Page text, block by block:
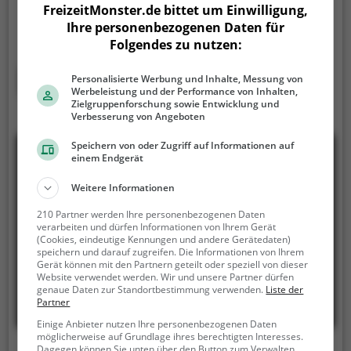
Breese. Ein Spaziergang oder eine Wanderung mit
den flauschigen Alpakas ist eine tolle Idee für einen
Kindergeburtstag oder einen Ausflug mit der
Familie. Die kuscheligen Tiere strahlen eine
unheimliche Ruhe aus und werden daher auch
häufig zu Therapiezwecken eingesetzt.
Mehr erfahren
FreizeitMonster.de bittet um Einwilligung,
Ihre personenbezogenen Daten für
Folgendes zu nutzen:
Personalisierte Werbung und Inhalte, Messung von
Werbeleistung und der Performance von Inhalten,
Zielgruppenforschung sowie Entwicklung und
Verbesserung von Angeboten
Speichern von oder Zugriff auf Informationen auf
einem Endgerät
Weitere Informationen
210 Partner werden Ihre personenbezogenen Daten
verarbeiten und dürfen Informationen von Ihrem Gerät
(Cookies, eindeutige Kennungen und andere Gerätedaten)
speichern und darauf zugreifen. Die Informationen von Ihrem
Gerät können mit den Partnern geteilt oder speziell von dieser
Website verwendet werden. Wir und unsere Partner dürfen
genaue Daten zur Standortbestimmung verwenden. Liste der
Partner
Einige Anbieter nutzen Ihre personenbezogenen Daten
möglicherweise auf Grundlage ihres berechtigten Interesses.